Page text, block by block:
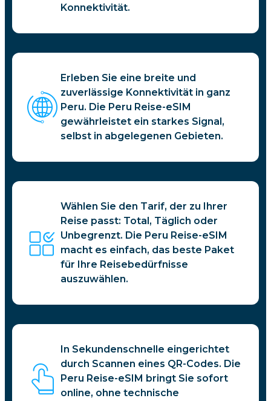
Konnektivität.
Erleben Sie eine breite und
zuverlässige Konnektivität in ganz
Peru. Die Peru Reise-eSIM
gewährleistet ein starkes Signal,
selbst in abgelegenen Gebieten.
Wählen Sie den Tarif, der zu Ihrer
Reise passt: Total, Täglich oder
Unbegrenzt. Die Peru Reise-eSIM
macht es einfach, das beste Paket
für Ihre Reisebedürfnisse
auszuwählen.
In Sekundenschnelle eingerichtet
durch Scannen eines QR-Codes. Die
Peru Reise-eSIM bringt Sie sofort
online, ohne technische